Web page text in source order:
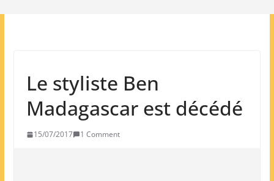
Le styliste Ben
Madagascar est décédé
15/07/2017 1 Comment